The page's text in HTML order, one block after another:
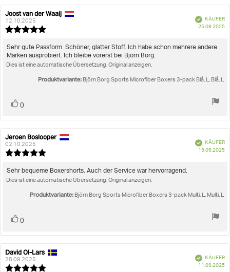
Autor
der
Rezension:
Joost van der Waaij
12.10.2025
von
5
Sternen
VerifiziertKÄUFER
25.09.2025
Rezensionstext:
Sehr gute Passform. Schöner, glatter Stoff. Ich habe schon mehrere andere
Marken ausprobiert. Ich bleibe vorerst bei Björn Borg.
Dies ist eine automatische Übersetzung. Original anzeigen.
Produktvariante: Björn Borg Sports Microfiber Boxers 3-pack Blå, L, Blå, L
Stimme
0
Autor
der
Rezension:
Jeroen Boslooper
02.10.2025
von
VerifiziertKÄUFER
15.09.2025
Rezensionstext:
Sehr bequeme Boxershorts. Auch der Service war hervorragend.
Dies ist eine automatische Übersetzung. Original anzeigen.
Produktvariante: Björn Borg Sports Microfiber Boxers 3-pack Multi, L, Multi, L
Stimme
0
Autor
der
Rezension:
David Ol-Lars
28.09.2025
VerifiziertKÄUFER
11.09.2025